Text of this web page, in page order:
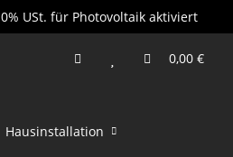
0% USt. für Photovoltaik (§ 12 Abs. 3
0% USt. für Photovoltaik aktiviert
0,00 €
Hausinstallation